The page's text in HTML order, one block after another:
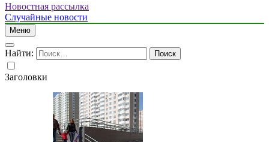
Новостная рассылка
Случайные новости
Меню
Найти:
Заголовки